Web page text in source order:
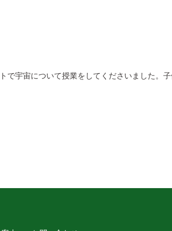
宇宙について授業をしてくださいました。